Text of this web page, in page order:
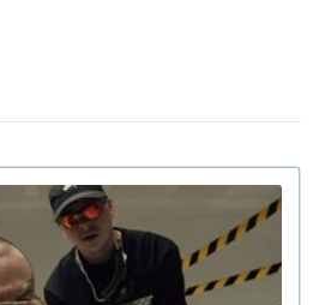
(видео)
режиссером нового клипа
возвращается с новой
после смерти фронтмена